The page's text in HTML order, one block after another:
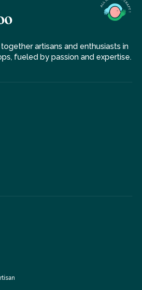
artisans and enthusiasts in
fueled by passion and expertise.